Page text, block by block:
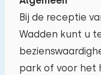
Bij de receptie
Wadden kunt u
park of voor het